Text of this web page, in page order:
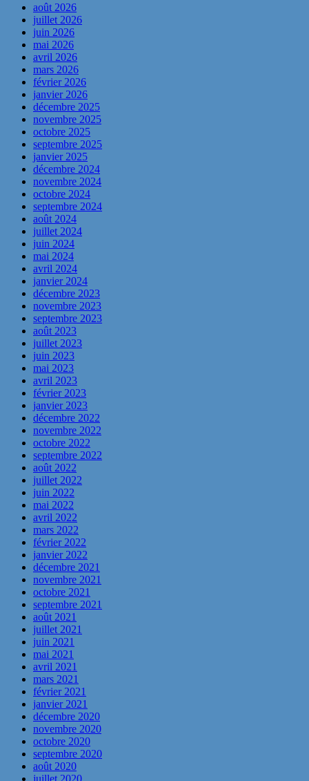
août 2026
juillet 2026
juin 2026
mai 2026
avril 2026
mars 2026
février 2026
janvier 2026
décembre 2025
novembre 2025
octobre 2025
septembre 2025
janvier 2025
décembre 2024
novembre 2024
octobre 2024
septembre 2024
août 2024
juillet 2024
juin 2024
mai 2024
avril 2024
janvier 2024
décembre 2023
novembre 2023
septembre 2023
août 2023
juillet 2023
juin 2023
mai 2023
avril 2023
février 2023
janvier 2023
décembre 2022
novembre 2022
octobre 2022
septembre 2022
août 2022
juillet 2022
juin 2022
mai 2022
avril 2022
mars 2022
février 2022
janvier 2022
décembre 2021
novembre 2021
octobre 2021
septembre 2021
août 2021
juillet 2021
juin 2021
mai 2021
avril 2021
mars 2021
février 2021
janvier 2021
décembre 2020
novembre 2020
octobre 2020
septembre 2020
août 2020
juillet 2020